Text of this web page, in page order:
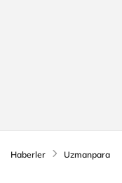
Haberler Uzmanpara